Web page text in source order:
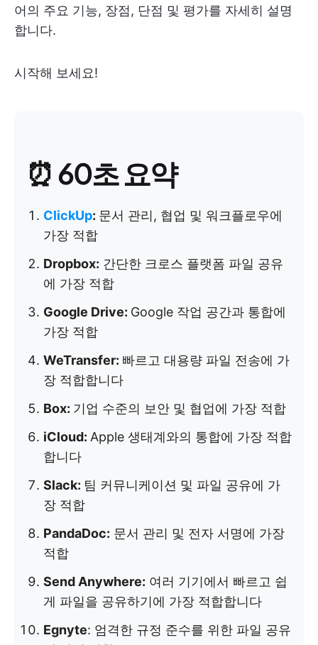
어의 주요 기능, 장점, 단점 및 평가를 자세히 설명
합니다.
시작해 보세요!
⏰ 60초 요약
ClickUp: 문서 관리, 협업 및 워크플로우에
가장 적합
Dropbox: 간단한 크로스 플랫폼 파일 공유
에 가장 적합
Google Drive: Google 작업 공간과 통합에
가장 적합
WeTransfer: 빠르고 대용량 파일 전송에 가
장 적합합니다
Box: 기업 수준의 보안 및 협업에 가장 적합
iCloud: Apple 생태계와의 통합에 가장 적합
합니다
Slack: 팀 커뮤니케이션 및 파일 공유에 가
장 적합
PandaDoc: 문서 관리 및 전자 서명에 가장
적합
Send Anywhere: 여러 기기에서 빠르고 쉽
게 파일을 공유하기에 가장 적합합니다
Egnyte: 엄격한 규정 준수를 위한 파일 공유